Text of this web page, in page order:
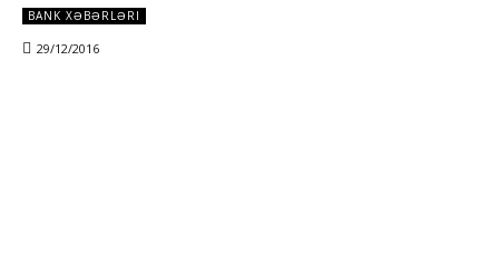
BANK XƏBƏRLƏRI
29/12/2016